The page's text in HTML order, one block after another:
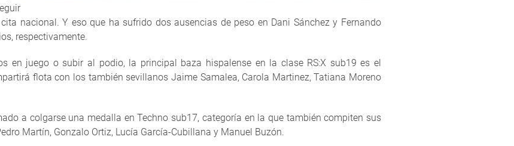
nacional. Y eso que ha sufrido dos ausencias de peso en Dani Sánchez y Fernando
respectivamente.
en juego o subir al podio, la principal baza hispalense en la clase RS:X sub19 es el
flota con los también sevillanos Jaime Samalea, Carola Martinez, Tatiana Moreno
a colgarse una medalla en Techno sub17, categoría en la que también compiten sus
Martín, Gonzalo Ortiz, Lucía García-Cubillana y Manuel Buzón.